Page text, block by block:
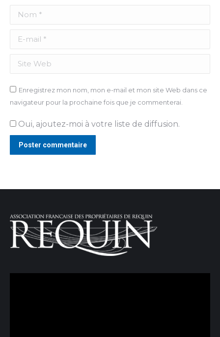
Nom *
E-mail *
Site Web
Enregistrez mon nom, mon e-mail et mon site Web dans ce
navigateur pour la prochaine fois que je commenterai.
Oui, ajoutez-moi à votre liste de diffusion.
Poster commentaire